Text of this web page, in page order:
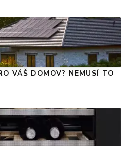
VÁŠ DOMOV? NEMUSÍ TO